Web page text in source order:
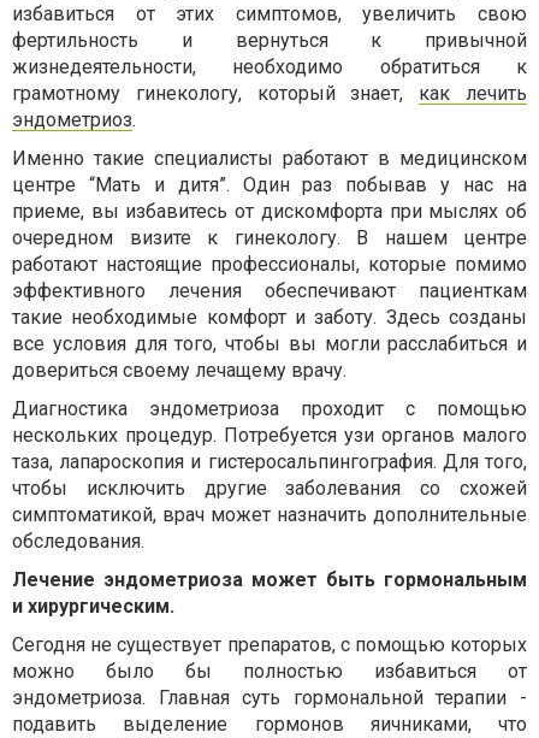
избавиться от этих симптомов, увеличить свою
фертильность и вернуться к привычной
жизнедеятельности, необходимо обратиться к
грамотному гинекологу, который знает, как лечить
эндометриоз.
Именно такие специалисты работают в медицинском
центре “Мать и дитя”. Один раз побывав у нас на
приеме, вы избавитесь от дискомфорта при мыслях об
очередном визите к гинекологу. В нашем центре
работают настоящие профессионалы, которые помимо
эффективного лечения обеспечивают пациенткам
такие необходимые комфорт и заботу. Здесь созданы
все условия для того, чтобы вы могли расслабиться и
довериться своему лечащему врачу.
Диагностика эндометриоза проходит с помощью
нескольких процедур. Потребуется узи органов малого
таза, лапароскопия и гистеросальпингография. Для того,
чтобы исключить другие заболевания со схожей
симптоматикой, врач может назначить дополнительные
обследования.
Лечение эндометриоза может быть гормональным
и хирургическим.
Сегодня не существует препаратов, с помощью которых
можно было бы полностью избавиться от
эндометриоза. Главная суть гормональной терапии -
подавить выделение гормонов яичниками, что